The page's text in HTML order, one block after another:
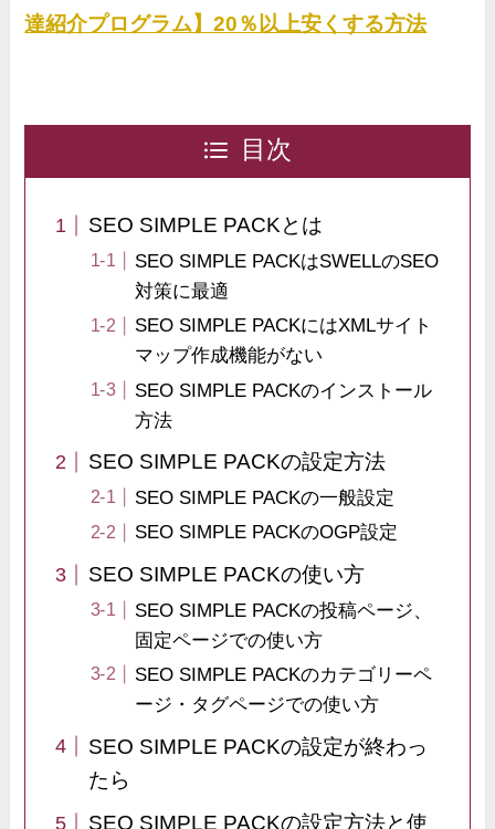
達紹介プログラム】20％以上安くする方法
目次
SEO SIMPLE PACKとは
SEO SIMPLE PACKはSWELLのSEO
対策に最適
SEO SIMPLE PACKにはXMLサイト
マップ作成機能がない
SEO SIMPLE PACKのインストール
方法
SEO SIMPLE PACKの設定方法
SEO SIMPLE PACKの一般設定
SEO SIMPLE PACKのOGP設定
SEO SIMPLE PACKの使い方
SEO SIMPLE PACKの投稿ページ、
固定ページでの使い方
SEO SIMPLE PACKのカテゴリーペ
ージ・タグページでの使い方
SEO SIMPLE PACKの設定が終わっ
たら
SEO SIMPLE PACKの設定方法と使